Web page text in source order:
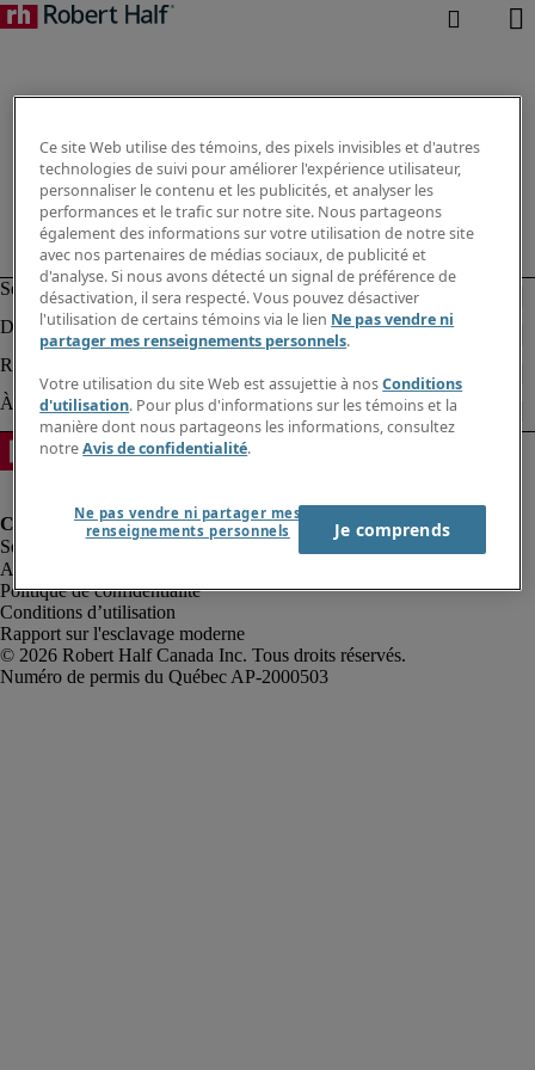
Alerte à la fraude
Politique de confidentialité
Conditions d’utilisation
Rapport sur l'esclavage moderne
Robert Half Canada Inc. Tous droits réservés.
Ce site Web utilise des témoins, des pixels invisibles et d'autres
technologies de suivi pour améliorer l'expérience utilisateur,
personnaliser le contenu et les publicités, et analyser les
performances et le trafic sur notre site. Nous partageons
également des informations sur votre utilisation de notre site
avec nos partenaires de médias sociaux, de publicité et
d'analyse. Si nous avons détecté un signal de préférence de
désactivation, il sera respecté. Vous pouvez désactiver
l'utilisation de certains témoins via le lien Ne pas vendre ni
partager mes renseignements personnels.
Votre utilisation du site Web est assujettie à nosConditions
d'utilisation. Pour plus d'informations sur les témoins et la
manière dont nous partageons les informations, consultez
notreAvis de confidentialité.
Ne pas vendre ni partager mes
renseignements personnels
Je comprends